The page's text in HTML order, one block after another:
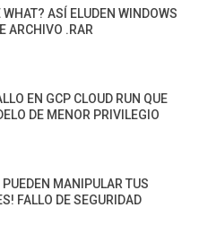
ASÍ ELUDEN WINDOWS
ARCHIVO .RAR
EN GCP CLOUD RUN QUE
DE MENOR PRIVILEGIO
PUEDEN MANIPULAR TUS
FALLO DE SEGURIDAD